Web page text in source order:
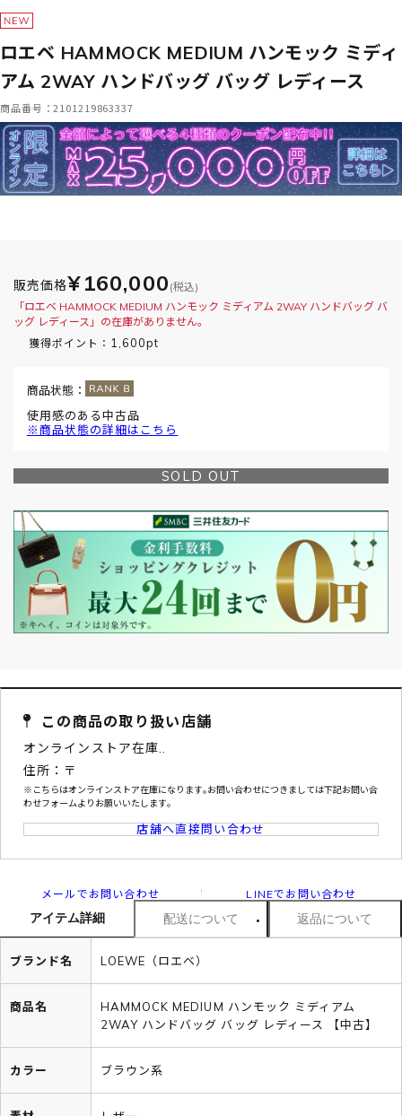
ロエベ HAMMOCK MEDIUM ハンモック ミディ
アム 2WAY ハンドバッグ バッグ レディース
商品番号：2101219863337
販売価格¥160,000 (税込)
「ロエベ HAMMOCK MEDIUM ハンモック ミディアム 2WAY ハンドバッグ バ
ッグ レディース」の在庫がありません。
獲得ポイント： 1,600pt
商品状態：
使用感のある中古品
※商品状態の詳細はこちら
SOLD OUT
この商品の取り扱い店舗
オンラインストア在庫..
住所：〒
※こちらはオンラインストア在庫になります｡お問い合わせにつきましては下記お問い合
わせフォームよりお願いいたします｡
店舗へ直接問い合わせ
メールでお問い合わせ LINEでお問い合わせ
アイテム詳細 配送について 返品について
ブランド名 LOEWE（ロエベ）
商品名
HAMMOCK MEDIUM ハンモック ミディアム
2WAY ハンドバッグ バッグ レディース 【中古】
カラー ブラウン系